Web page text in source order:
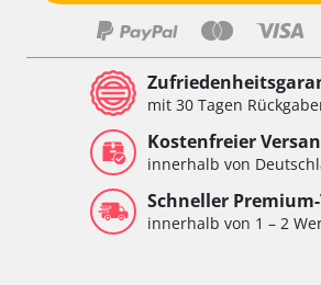
mit 30 Tagen
Kostenfreier
innerhalb von
Schneller
innerhalb von 1 – 2